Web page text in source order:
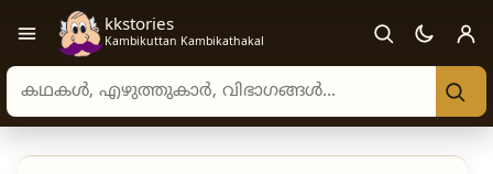
Open navigation menu
kkstories
Kambikuttan Kambikathakal
Search stories, authors, and categories